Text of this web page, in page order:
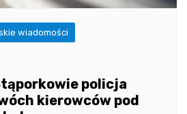
wiadomości
policja
kierowców pod